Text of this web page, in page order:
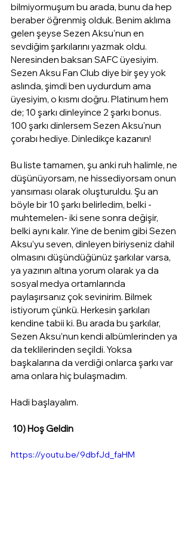
bilmiyormuşum bu arada, bunu da hep
beraber öğrenmiş olduk. Benim aklıma
gelen şeyse Sezen Aksu'nun en
sevdiğim şarkılarını yazmak oldu.
Neresinden baksan SAFC üyesiyim.
Sezen Aksu Fan Club diye bir şey yok
aslında, şimdi ben uydurdum ama
üyesiyim, o kısmı doğru. Platinum hem
de; 10 şarkı dinleyince 2 şarkı bonus.
100 şarkı dinlersem Sezen Aksu'nun
çorabı hediye. Dinledikçe kazanın!
Bu liste tamamen, şu anki ruh halimle, ne
düşünüyorsam, ne hissediyorsam onun
yansıması olarak oluşturuldu. Şu an
böyle bir 10 şarkı belirledim, belki -
muhtemelen- iki sene sonra değişir,
belki aynı kalır. Yine de benim gibi Sezen
Aksu’yu seven, dinleyen biriyseniz dahil
olmasını düşündüğünüz şarkılar varsa,
ya yazının altına yorum olarak ya da
sosyal medya ortamlarında
paylaşırsanız çok sevinirim. Bilmek
istiyorum çünkü. Herkesin şarkıları
kendine tabii ki. Bu arada bu şarkılar,
Sezen Aksu’nun kendi albümlerinden ya
da teklilerinden seçildi. Yoksa
başkalarına da verdiği onlarca şarkı var
ama onlara hiç bulaşmadım.
Hadi başlayalım.
10) Hoş Geldin
https://youtu.be/9dbfJd_faHM